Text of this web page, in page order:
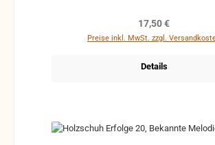
Regulärer Preis:
17,50 €
Preise inkl. MwSt. zzgl.
Details